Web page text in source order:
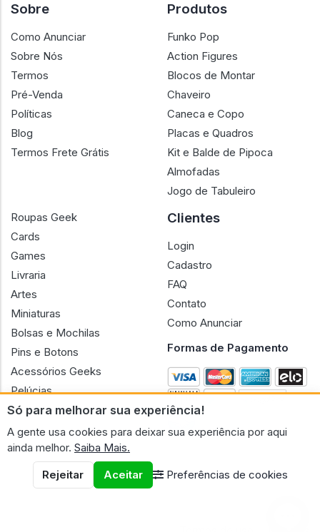
Só para melhorar sua experiência!
A gente usa cookies para deixar sua experiência por aqui
ainda melhor. Saiba Mais.
Rejeitar
Aceitar Preferências de cookies
Sobre
Como Anunciar
Sobre Nós
Termos
Pré-Venda
Políticas
Blog
Termos Frete Grátis
Produtos
Funko Pop
Action Figures
Blocos de Montar
Chaveiro
Caneca e Copo
Placas e Quadros
Kit e Balde de Pipoca
Almofadas
Jogo de Tabuleiro
Roupas Geek
Cards
Games
Livraria
Artes
Miniaturas
Bolsas e Mochilas
Pins e Botons
Acessórios Geeks
Pelúcias
Bonecas
Clientes
Login
Cadastro
FAQ
Contato
Como Anunciar
Formas de Pagamento
CNPJ n.º 30.220.458/0001-17 - GERAL GEEK PORTAL ELETRONICO